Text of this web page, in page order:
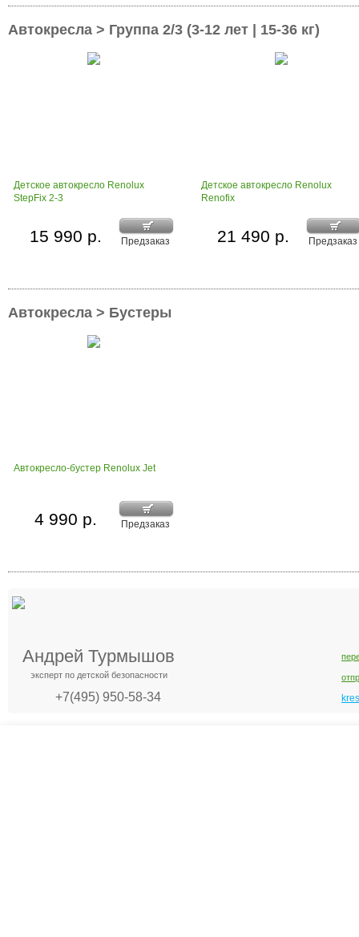
Автокресла > Группа 2/3 (3-12 лет | 15-36 кг)
Детское автокресло Renolux
StepFix 2-3
Предзаказ
15 990 р.
Детское автокресло Renolux
Renofix
Предзаказ
21 490 р.
Автокресла > Бустеры
Автокресло-бустер Renolux Jet
Предзаказ
4 990 р.
Андрей Турмышов
эксперт по детской безопасности
+7(495) 950-58-34